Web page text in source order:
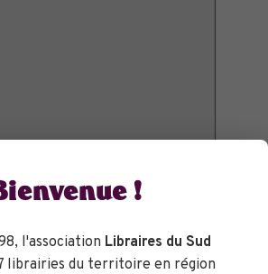
!
l'association Libraires du Sud
librairies du territoire en région